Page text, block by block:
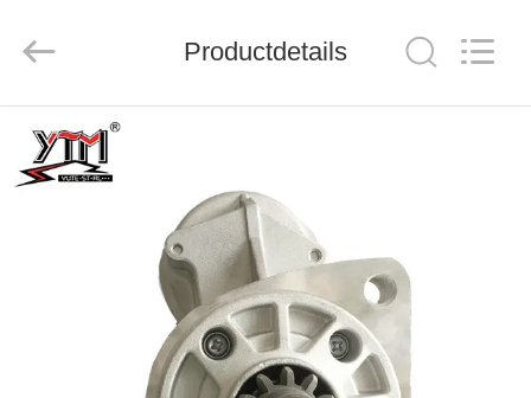
HUIS
PRODUCTEN
Ltd..
Productdetails